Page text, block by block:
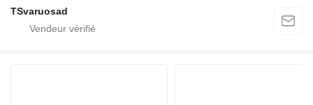
TSvaruosad